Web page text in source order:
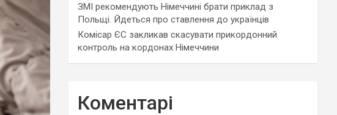
ЗМІ рекомендують Німеччині брати приклад з
Польщі. Йдеться про ставлення до українців
Комісар ЄС закликав скасувати прикордонний
контроль на кордонах Німеччини
Коментарі